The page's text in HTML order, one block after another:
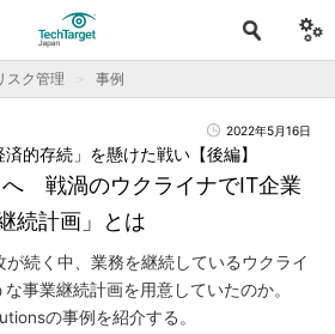
スク管理 事例
2022年5月16日
へ 戦渦のウクライナでIT企業
続計画」とは
的存続」を懸けた戦い【後編】
が続く中、業務を継続しているウクライ
事業継続計画を用意していたのか。
の事例を紹介する。